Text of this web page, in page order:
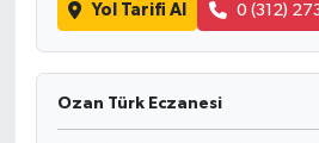
Yol Tarifi Al 0 (312)
Ozan Türk Eczanesi